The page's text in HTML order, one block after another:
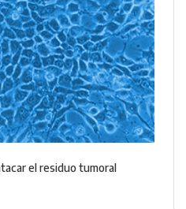
el residuo tumoral